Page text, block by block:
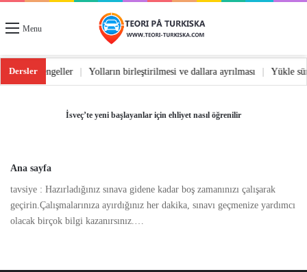
Menu
Dersler
Yoldaki engeller Yolların birleştirilmesi ve dallara ayrılması Yükle
İsveç’te yeni başlayanlar için ehliyet nasıl öğrenilir
Ana sayfa
tavsiye : Hazırladığınız sınava gidene kadar boş zamanınızı çalışarak
geçirin.Çalışmalarınıza ayırdığınız her dakika, sınavı geçmenize yardımcı
olacak birçok bilgi kazanırsınız.…